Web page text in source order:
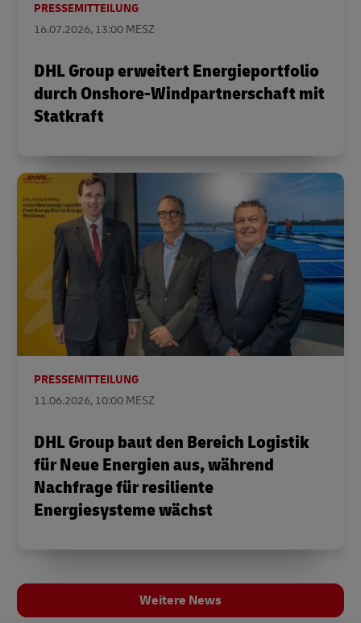
PRESSEMITTEILUNG
16.07.2026, 13:00 MESZ
DHL Group erweitert Energieportfolio
durch Onshore-Windpartnerschaft mit
Statkraft
PRESSEMITTEILUNG
11.06.2026, 10:00 MESZ
DHL Group baut den Bereich Logistik
für Neue Energien aus, während
Nachfrage für resiliente
Energiesysteme wächst
Weitere News